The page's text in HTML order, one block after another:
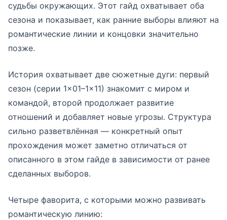
судьбы окружающих. Этот гайд охватывает оба
сезона и показывает, как ранние выборы влияют на
романтические линии и концовки значительно
позже.
История охватывает две сюжетные дуги: первый
сезон (серии 1×01–1×11) знакомит с миром и
командой, второй продолжает развитие
отношений и добавляет новые угрозы. Структура
сильно разветвлённая — конкретный опыт
прохождения может заметно отличаться от
описанного в этом гайде в зависимости от ранее
сделанных выборов.
Четыре фаворита, с которыми можно развивать
романтическую линию: